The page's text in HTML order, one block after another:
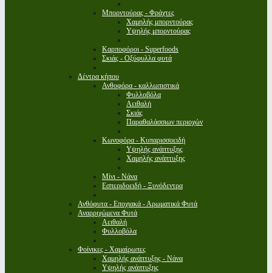
Μπορντούρας - Φράχτες
Χαμηλής μπορντούρας
Υψηλής μπορντούρας
Καρποφόροι - Superfoods
Σκιάς - Οξύφυλλα φυτά
Δέντρα κήπου
Ανθοφόρα - καλλωπιστικά
Φυλλοβόλα
Αειθαλή
Σκιάς
Παραθαλάσσιων περιοχών
Κωνοφόρα - Κυπαρισσοειδή
Υψηλής ανάπτυξης
Χαμηλής ανάπτυξης
Μίνι - Νάνα
Εσπεριδοειδή - Ξυνόδεντρα
Ανθόφυτα - Εποχιακά - Αρωματικά Φυτά
Αναρριχώμενα Φυτά
Αειθαλή
Φυλλοβόλα
Φοίνικες - Χαμαίρωπες
Χαμηλής ανάπτυξης - Νάνα
Υψηλής ανάπτυξης